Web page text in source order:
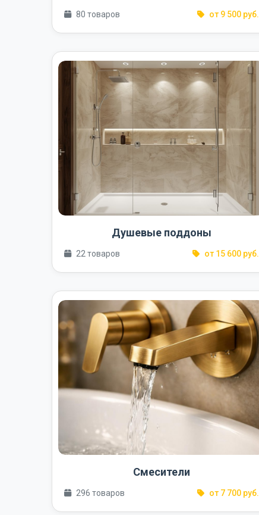
80 товаров от 9 500 руб.
Душевые поддоны
22 товаров от 15 600 руб.
Смесители
296 товаров от 7 700 руб.